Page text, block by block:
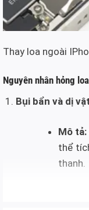
Thay loa ngoài
Nguyên nhân hỏng
Bụi bẩn và dị
Mô tả:
thể
thanh.
Thiết bị đang